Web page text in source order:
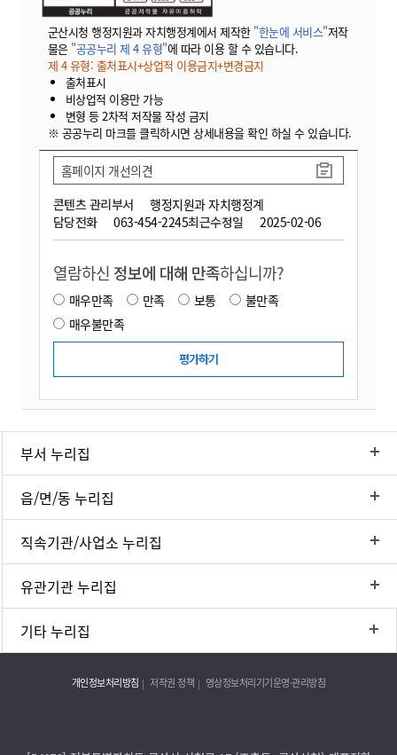
군산시청 행정지원과 자치행정계에서 제작한 "한눈에 서비스"저작
물은 "공공누리 제 4 유형"에 따라 이용 할 수 있습니다.
제 4 유형: 출처표시+상업적 이용금지+변경금지
출처표시
비상업적 이용만 가능
변형 등 2차적 저작물 작성 금지
※ 공공누리 마크를 클릭하시면 상세내용을 확인 하실 수 있습니다.
콘텐츠 관리부서
행정지원과 자치행정계
담당전화
063-454-2245최근수정일 2025-02-06
홈페이지 개선의견
열람하신 정보에 대해 만족하십니까?
매우만족 만족 보통
불만족
매우불만족
부서 누리집
읍/면/동 누리집
직속기관/사업소 누리집
유관기관 누리집
기타 누리집
개인정보처리방침 저작권 정책 영상정보처리기기운영·관리방침